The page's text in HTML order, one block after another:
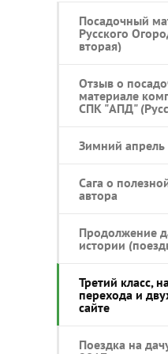
Посадочный
Русского
вторая)
Отзыв о
материале
СПК "АПД"
Зимний апрель
Сага о
автора
Продолжение
истории
Третий класс,
перехода и
сайте
Поездка на